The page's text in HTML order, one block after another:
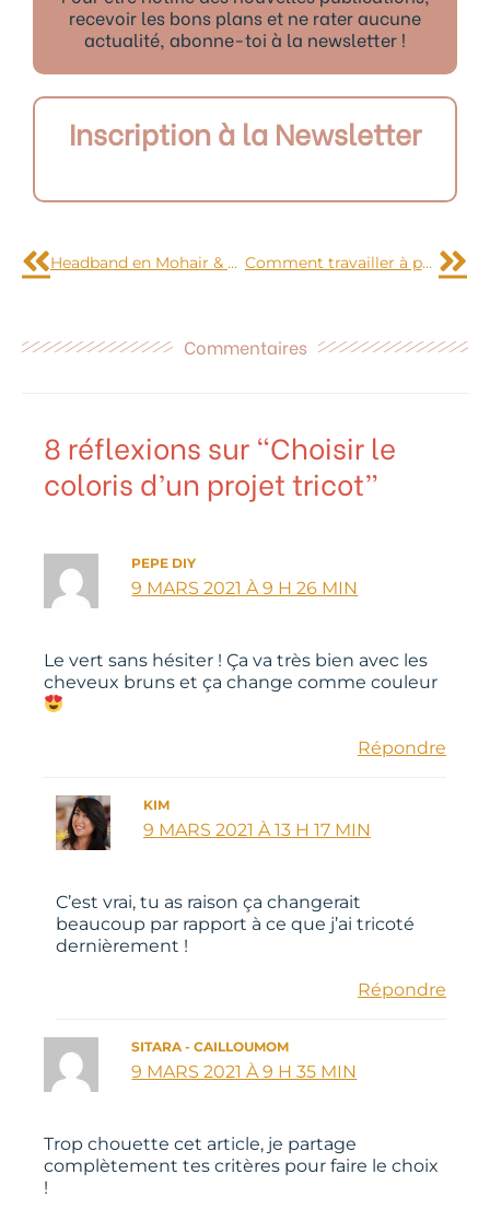
recevoir les bons plans et ne rater aucune
actualité, abonne-toi à la newsletter !
Inscription à la Newsletter
Headband en Mohair & Merino, façon DeBrosse Comment travailler à partir d’un patron papier en couture ?
Commentaires
8 réflexions sur “Choisir le
coloris d’un projet tricot”
PEPE DIY
9 MARS 2021 À 9 H 26 MIN
Le vert sans hésiter ! Ça va très bien avec les
cheveux bruns et ça change comme couleur
Répondre
KIM
9 MARS 2021 À 13 H 17 MIN
C’est vrai, tu as raison ça changerait
beaucoup par rapport à ce que j’ai tricoté
dernièrement !
Répondre
SITARA - CAILLOUMOM
9 MARS 2021 À 9 H 35 MIN
Trop chouette cet article, je partage
complètement tes critères pour faire le choix
!